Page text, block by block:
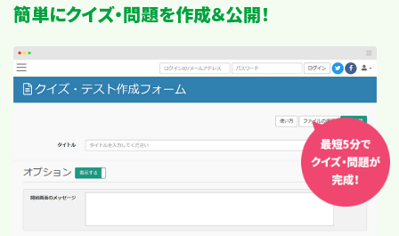
簡単にクイズ・問題を作成＆公開！